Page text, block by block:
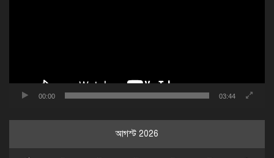
00:00 03:44
আগস্ট 2026